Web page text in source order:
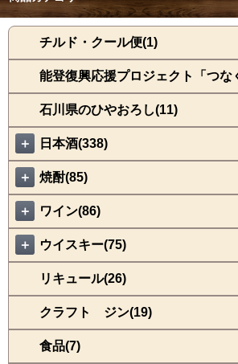
チルド・クール便(1)
能登復興応援プロジェクト「つな
石川県のひやおろし(11)
＋ 日本酒(338)
＋ 焼酎(85)
＋ ワイン(86)
＋ ウイスキー(75)
リキュール(26)
クラフト ジン(19)
食品(7)